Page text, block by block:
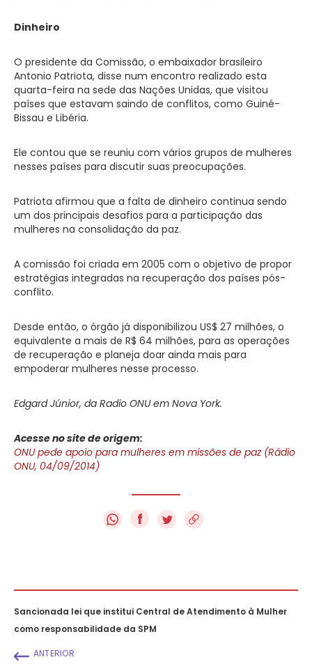
Dinheiro
O presidente da Comissão, o embaixador brasileiro
Antonio Patriota, disse num encontro realizado esta
quarta-feira na sede das Nações Unidas, que visitou
países que estavam saindo de conflitos, como Guiné-
Bissau e Libéria.
Ele contou que se reuniu com vários grupos de mulheres
nesses países para discutir suas preocupações.
Patriota afirmou que a falta de dinheiro continua sendo
um dos principais desafios para a participação das
mulheres na consolidação da paz.
A comissão foi criada em 2005 com o objetivo de propor
estratégias integradas na recuperação dos países pós-
conflito.
Desde então, o órgão já disponibilizou US$ 27 milhões, o
equivalente a mais de R$ 64 milhões, para as operações
de recuperação e planeja doar ainda mais para
empoderar mulheres nesse processo.
Edgard Júnior, da Radio ONU em Nova York.
Acesse no site de origem:
ONU pede apoio para mulheres em missões de paz (Rádio
ONU, 04/09/2014)
f
Sancionada lei que institui Central de Atendimento à Mulher
como responsabilidade da SPM
ANTERIOR